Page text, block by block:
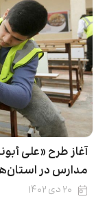
آغاز طرح «علی
مدارس در
۲۰ دی ۱۴۰۲